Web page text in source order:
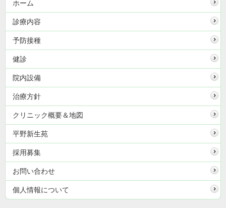
ホーム
診療内容
予防接種
健診
院内設備
治療方針
クリニック概要＆地図
平野新生苑
採用募集
お問い合わせ
個人情報について